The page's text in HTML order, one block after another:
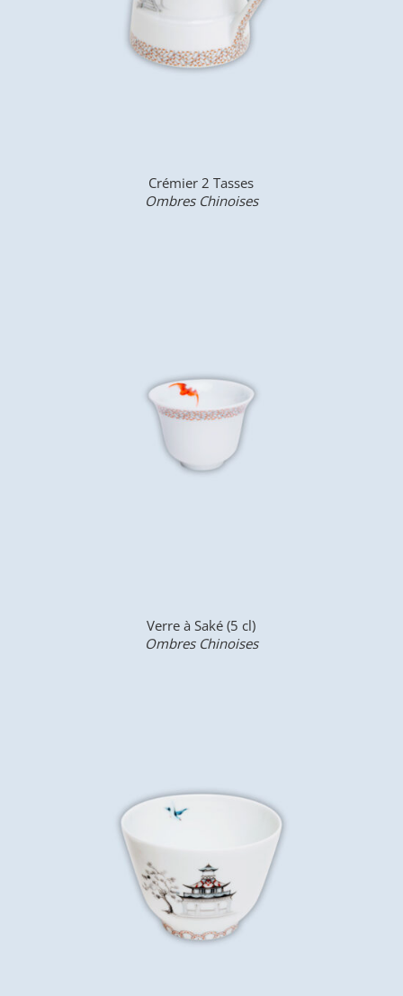
Crémier 2 Tasses
Ombres Chinoises
Verre à Saké (5 cl)
Ombres Chinoises